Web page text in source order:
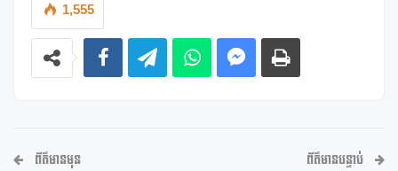
1,555
ព័ត៌មានមុន ព័ត៌មានបន្ទាប់